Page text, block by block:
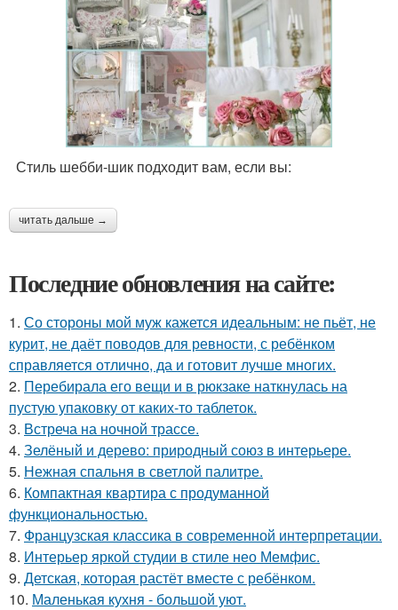
Стиль шебби-шик подходит вам, если вы:
читать дальше →
Последние обновления на сайте:
1. Со стороны мой муж кажется идеальным: не пьёт, не
курит, не даёт поводов для ревности, с ребёнком
справляется отлично, да и готовит лучше многих.
2. Перебирала его вещи и в рюкзаке наткнулась на
пустую упаковку от каких-то таблеток.
3. Встреча на ночной трассе.
4. Зелёный и дерево: природный союз в интерьере.
5. Нежная спальня в светлой палитре.
6. Компактная квартира с продуманной
функциональностью.
7. Французская классика в современной интерпретации.
8. Интерьер яркой студии в стиле нео Мемфис.
9. Детская, которая растёт вместе с ребёнком.
10. Маленькая кухня - большой уют.